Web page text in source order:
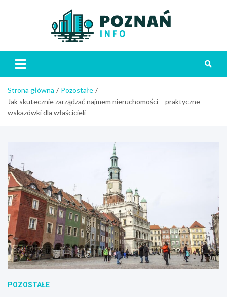
Strona główna
Pozostałe
Jak skutecznie zarządzać najmem nieruchomości – praktyczne
wskazówki dla właścicieli
POZOSTAŁE